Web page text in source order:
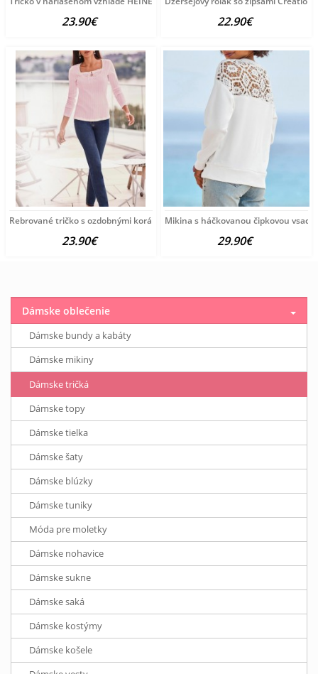
23.90€ 22.90€
Rebrované tričko s ozdobnými korálkami Ashley Brooke, ružové
23.90€
Mikina s háčkovanou čipkovou
29.90€
Dámske oblečenie
Dámske bundy a kabáty
Dámske mikiny
Dámske tričká
Dámske topy
Dámske tielka
Dámske šaty
Dámske blúzky
Dámske tuniky
Móda pre moletky
Dámske nohavice
Dámske sukne
Dámske saká
Dámske kostýmy
Dámske košele